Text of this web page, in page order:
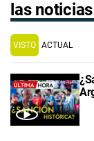
las
VISTO ACTUAL